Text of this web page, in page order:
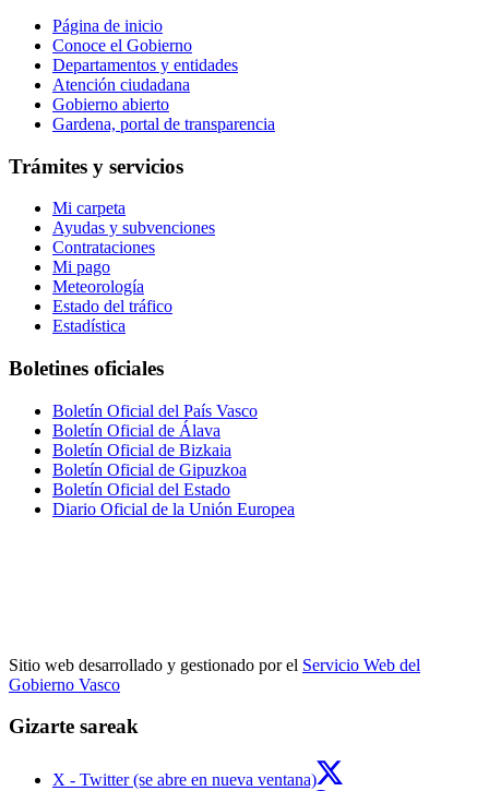
Página de inicio
Conoce el Gobierno
Departamentos y entidades
Atención ciudadana
Gobierno abierto
Gardena, portal de transparencia
Trámites y servicios
Mi carpeta
Ayudas y subvenciones
Contrataciones
Mi pago
Meteorología
Estado del tráfico
Estadística
Boletines oficiales
Boletín Oficial del País Vasco
Boletín Oficial de Álava
Boletín Oficial de Bizkaia
Boletín Oficial de Gipuzkoa
Boletín Oficial del Estado
Diario Oficial de la Unión Europea
Sitio web desarrollado y gestionado por el Servicio Web del
Gobierno Vasco
Gizarte sareak
X - Twitter (se abre en nueva ventana)